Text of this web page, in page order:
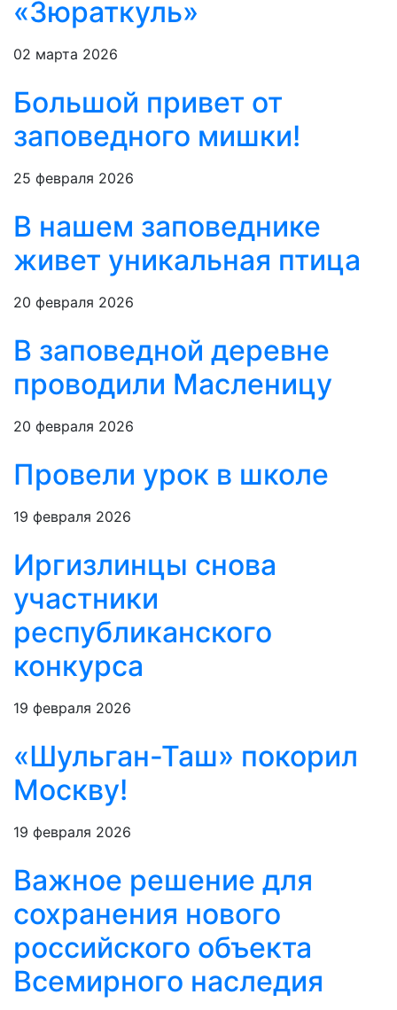
«Зюраткуль»
02 марта 2026
Большой привет от
заповедного мишки!
25 февраля 2026
В нашем заповеднике
живет уникальная птица
20 февраля 2026
В заповедной деревне
проводили Масленицу
20 февраля 2026
Провели урок в школе
19 февраля 2026
Иргизлинцы снова
участники
республиканского
конкурса
19 февраля 2026
«Шульган-Таш» покорил
Москву!
19 февраля 2026
Важное решение для
сохранения нового
российского объекта
Всемирного наследия